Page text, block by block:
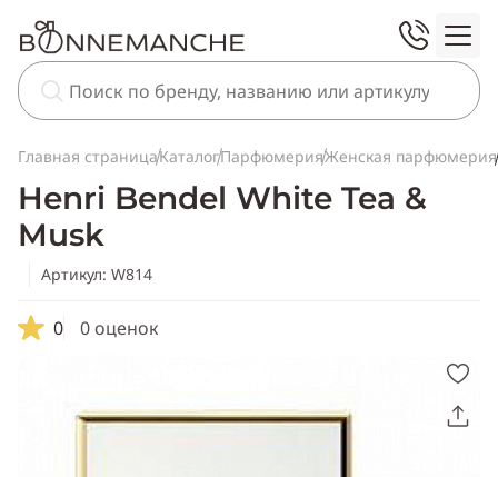
Главная страницаКаталогПарфюмерияЖенская парфюмерия
Henri Bendel White Tea &
Musk
Артикул: W814
0 0 оценок